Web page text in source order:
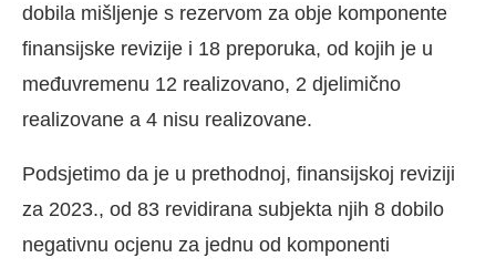
dobila mišljenje s rezervom za obje komponente
finansijske revizije i 18 preporuka, od kojih je u
međuvremenu 12 realizovano, 2 djelimično
realizovane a 4 nisu realizovane.
Podsjetimo da je u prethodnoj, finansijskoj reviziji
za 2023., od 83 revidirana subjekta njih 8 dobilo
negativnu ocjenu za jednu od komponenti